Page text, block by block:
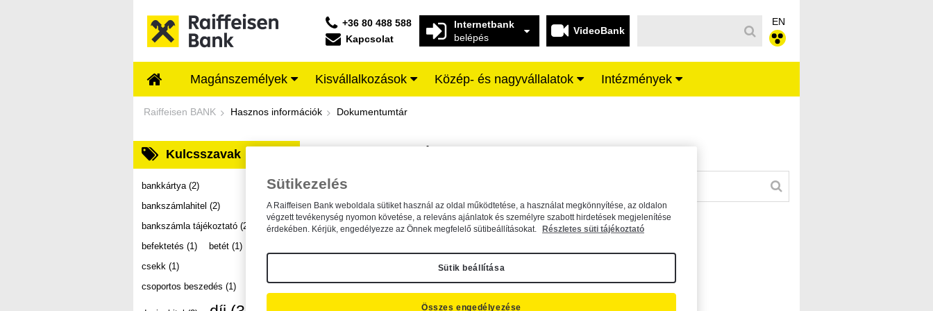
+36 80 488 588
Kapcsolat
Internetbank
belépés
VideoBank
EN
Magánszemélyek Kisvállalkozások Közép- és nagyvállalatok Intézmények
Dokumentumtár - Raiffeisen BANK
Raiffeisen BANK Hasznos információk Dokumentumtár
Kulcsszavak
bankkártya (2)
bankszámlahitel (2)
bankszámla tájékoztató (2)
befektetés (1) betét (1)
csekk (1)
csoportos beszedés (1)
A dokumentum kereséséhez kérjük, írja be a keresőszót a mezőbe.
Sütikezelés
A Raiffeisen Bank weboldala sütiket használ az oldal működtetése, a használat megkönnyítése, az oldalon
végzett tevékenység nyomon követése, a releváns ajánlatok és személyre szabott hirdetések megjelenítése
érdekében. Kérjük, engedélyezze az Önnek megfelelő sütibeállításokat.
Részletes süti tájékoztató
Sütik beállítása
Összes engedélyezése